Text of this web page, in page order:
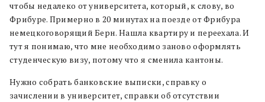
чтобы недалеко от университета, который, к слову, во
Фрибуре. Примерно в 20 минутах на поезде от Фрибура
немецкоговорящий Берн. Нашла квартиру и переехала. И
тут я понимаю, что мне необходимо заново оформлять
студенческую визу, потому что я сменила кантоны.
Нужно собрать банковские выписки, справку о
зачислении в университет, справки об отсутствии